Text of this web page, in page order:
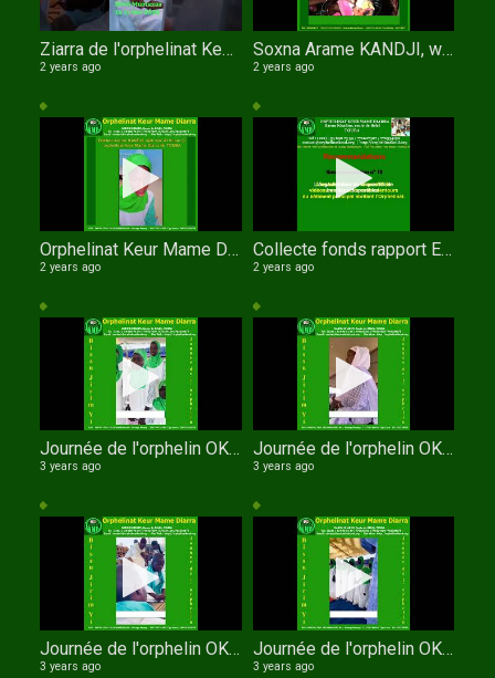
Ziarra de l'orphelinat Keur Mame Diarra
2 years ago
Soxna Arame KANDJI, wathie Al Xuran
2 years ago
Orphelinat Keur Mame Diarra WathIe Al Khouran Sokhna Arame KANDJI
2 years ago
Collecte fonds rapport Education Surveillée et de la Protection Sociale (I.E.S.P.S.)
2 years ago
Journée de l'orphelin OKMD entrée des enfants
3 years ago
Journée de l'orphelin OKMD xasida pensionnaires
3 years ago
Journée de l'orphelin OKMD XASSIDA MIDADI GARCONS
3 years ago
Journée de l'orphelin OKMD chant des filles
3 years ago